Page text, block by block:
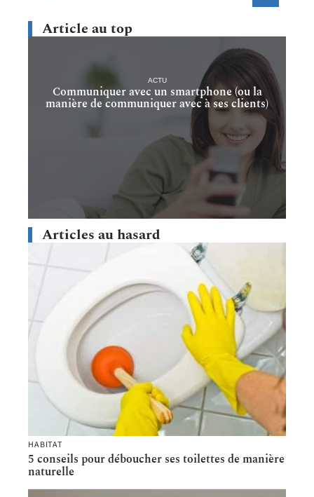
Article au top
ACTU
Communiquer avec un smartphone (ou la
manière de communiquer avec à ses clients)
Articles au hasard
HABITAT
5 conseils pour déboucher ses toilettes de manière
naturelle